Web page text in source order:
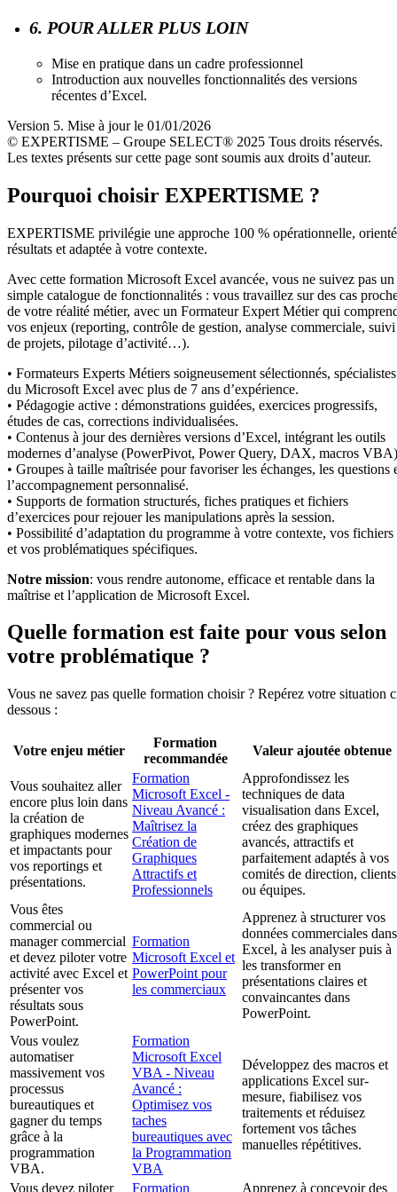
6. POUR ALLER PLUS LOIN
Mise en pratique dans un cadre professionnel
Introduction aux nouvelles fonctionnalités des versions
récentes d’Excel.
Version 5. Mise à jour le 01/01/2026
© EXPERTISME – Groupe SELECT® 2025 Tous droits réservés.
Les textes présents sur cette page sont soumis aux droits d’auteur.
Pourquoi choisir EXPERTISME ?
EXPERTISME privilégie une approche 100 % opérationnelle,
résultats et adaptée à votre contexte.
Avec cette formation Microsoft Excel avancée, vous ne suivez pas un
simple catalogue de fonctionnalités : vous travaillez sur des cas
de votre réalité métier, avec un Formateur Expert Métier qui
vos enjeux (reporting, contrôle de gestion, analyse commerciale, suivi
de projets, pilotage d’activité…).
• Formateurs Experts Métiers soigneusement sélectionnés, spécialistes
du Microsoft Excel avec plus de 7 ans d’expérience.
• Pédagogie active : démonstrations guidées, exercices progressifs,
études de cas, corrections individualisées.
• Contenus à jour des dernières versions d’Excel, intégrant les outils
modernes d’analyse (PowerPivot, Power Query, DAX, macros
• Groupes à taille maîtrisée pour favoriser les échanges, les questions
l’accompagnement personnalisé.
• Supports de formation structurés, fiches pratiques et fichiers
d’exercices pour rejouer les manipulations après la session.
• Possibilité d’adaptation du programme à votre contexte, vos fichiers
et vos problématiques spécifiques.
Notre mission: vous rendre autonome, efficace et rentable dans la
maîtrise et l’application de Microsoft Excel.
Quelle formation est faite pour vous selon
votre problématique ?
Vous ne savez pas quelle formation choisir ? Repérez votre situation
dessous :
Votre enjeu métier
Formation
recommandée
Valeur ajoutée obtenue
Vous souhaitez aller
encore plus loin dans
la création de
graphiques modernes
et impactants pour
vos reportings et
présentations.
Formation
Microsoft Excel -
Niveau Avancé :
Maîtrisez la
Création de
Graphiques
Attractifs et
Professionnels
Approfondissez les
techniques de data
visualisation dans Excel,
créez des graphiques
avancés, attractifs et
parfaitement adaptés à vos
comités de direction, clients
ou équipes.
Vous êtes
commercial ou
manager commercial
et devez piloter votre
activité avec Excel et
présenter vos
résultats sous
PowerPoint.
Formation
Microsoft Excel et
PowerPoint pour
les commerciaux
Apprenez à structurer vos
données commerciales dans
Excel, à les analyser puis à
les transformer en
présentations claires et
convaincantes dans
PowerPoint.
Vous voulez
automatiser
massivement vos
processus
bureautiques et
gagner du temps
grâce à la
programmation
VBA.
Formation
Microsoft Excel
VBA - Niveau
Avancé :
Optimisez vos
taches
bureautiques avec
la Programmation
VBA
Développez des macros et
applications Excel sur-
mesure, fiabilisez vos
traitements et réduisez
fortement vos tâches
manuelles répétitives.
Vous devez piloter
Formation
Apprenez à concevoir des